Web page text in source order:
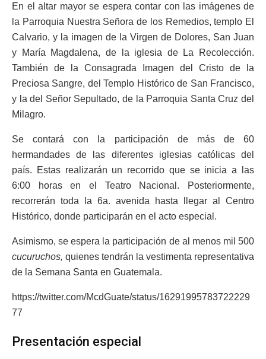
En el altar mayor se espera contar con las imágenes de
la Parroquia Nuestra Señora de los Remedios, templo El
Calvario, y la imagen de la Virgen de Dolores, San Juan
y María Magdalena, de la iglesia de La Recolección.
También de la Consagrada Imagen del Cristo de la
Preciosa Sangre, del Templo Histórico de San Francisco,
y la del Señor Sepultado, de la Parroquia Santa Cruz del
Milagro.
Se contará con la participación de más de 60
hermandades de las diferentes iglesias católicas del
país. Estas realizarán un recorrido que se inicia a las
6:00 horas en el Teatro Nacional. Posteriormente,
recorrerán toda la 6a. avenida hasta llegar al Centro
Histórico, donde participarán en el acto especial.
Asimismo, se espera la participación de al menos mil 500
cucuruchos, quienes tendrán la vestimenta representativa
de la Semana Santa en Guatemala.
https://twitter.com/McdGuate/status/16291995783722229
77
Presentación especial